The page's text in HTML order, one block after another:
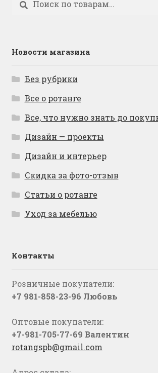
Новости магазина
Без рубрики
Все о ротанге
Все, что нужно знать до
Дизайн — проекты
Дизайн и интерьер
Скидка за фото-отзыв
Статьи о ротанге
Уход за мебелью
Контакты
Розничные покупатели:
+7 981-858-23-96 Любовь
Оптовые покупатели:
+7-981-705-77-69 Валентин
rotangspb@gmail.com